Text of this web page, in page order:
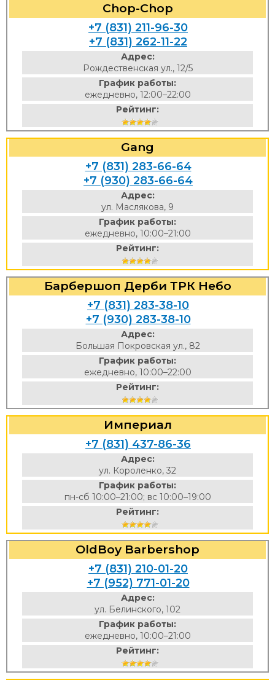
Chop-Chop
+7 (831) 211-96-30
+7 (831) 262-11-22
Адрес:
Рождественская ул., 12/5
График работы:
ежедневно, 12:00–22:00
Рейтинг:
Gang
+7 (831) 283-66-64
+7 (930) 283-66-64
Адрес:
ул. Маслякова, 9
График работы:
ежедневно, 10:00–21:00
Рейтинг:
Барбершоп Дерби ТРК Небо
+7 (831) 283-38-10
+7 (930) 283-38-10
Адрес:
Большая Покровская ул., 82
График работы:
ежедневно, 10:00–22:00
Рейтинг:
Империал
+7 (831) 437-86-36
Адрес:
ул. Короленко, 32
График работы:
пн-сб 10:00–21:00; вс 10:00–19:00
Рейтинг:
OldBoy Barbershop
+7 (831) 210-01-20
+7 (952) 771-01-20
Адрес:
ул. Белинского, 102
График работы:
ежедневно, 10:00–21:00
Рейтинг: